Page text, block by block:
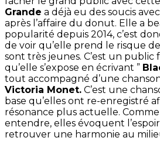
Grande a déjà eu des soucis
après l’affaire du donut. Elle a
popularité depuis 2014, c’est
de voir qu’elle prend le risque
sont très jeunes. C’est un public
qu’elle s’expose en écrivant ”
tout accompagné d’une
Victoria Monet. C’est une
base qu’elles ont re-enregistré
résonance plus actuelle.
entendre, elles évoquent
retrouver une harmonie au